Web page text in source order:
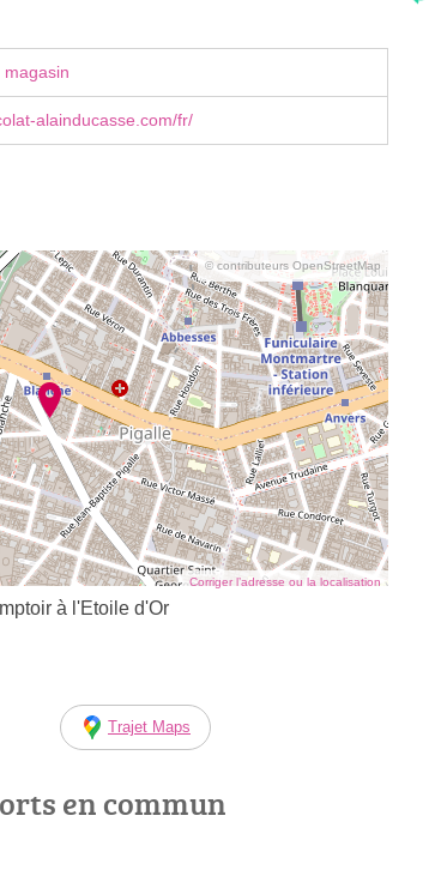
alainducasse.com/fr/
© contributeurs OpenStreetMap
Corriger l’adresse ou la localisation
à l'Etoile d'Or
Trajet Maps
en commun